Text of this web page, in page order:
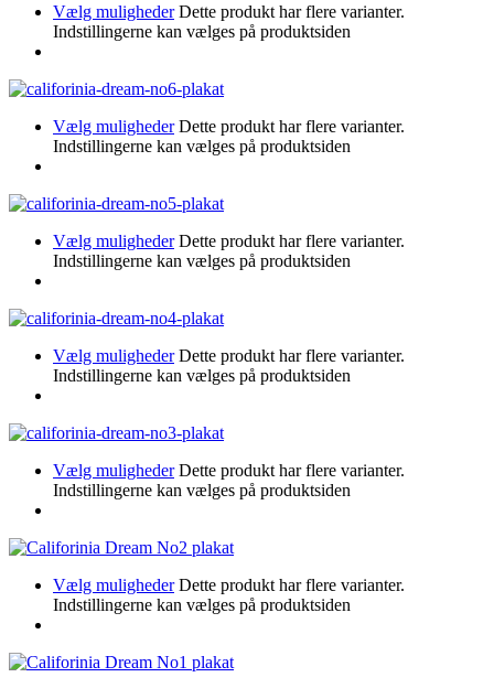
Vælg muligheder Dette produkt har flere varianter.
Indstillingerne kan vælges på produktsiden
Vælg muligheder Dette produkt har flere varianter.
Indstillingerne kan vælges på produktsiden
Vælg muligheder Dette produkt har flere varianter.
Indstillingerne kan vælges på produktsiden
Vælg muligheder Dette produkt har flere varianter.
Indstillingerne kan vælges på produktsiden
Vælg muligheder Dette produkt har flere varianter.
Indstillingerne kan vælges på produktsiden
Vælg muligheder Dette produkt har flere varianter.
Indstillingerne kan vælges på produktsiden